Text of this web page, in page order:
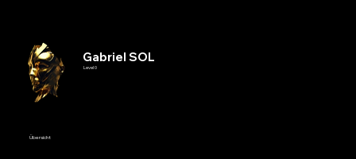
Übersicht
Gabriel SOL
Level 0